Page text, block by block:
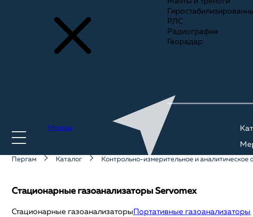
Москва
РЛС
Радиография
Георадар
Пергам Каталог Контрольно-измерительное и аналитическое
Стационарные газоанализаторы Servomex
Стационарные газоанализаторы Портативные газоанализаторы